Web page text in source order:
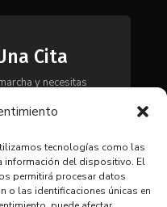
tecnologías como las
información del dispositivo. El
permitirá procesar datos
o las identificaciones únicas en
Cita
y necesitas
para